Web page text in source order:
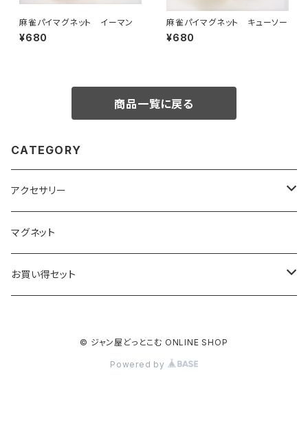
麻雀パイマグネット イーマン
¥680
麻雀パイマグネット キューソー
¥680
商品一覧に戻る
CATEGORY
アクセサリー
キーホルダー
ベーシック
ストラップ
マグネット
お買い得セット
© ジャン屋どっとこむ ONLINE SHOP
Powered by